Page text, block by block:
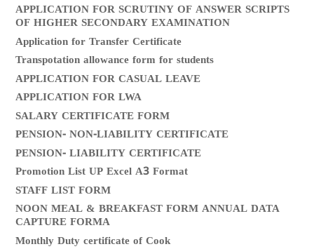
APPLICATION FOR SCRUTINY OF ANSWER SCRIPTS
OF HIGHER SECONDARY EXAMINATION
Application for Transfer Certificate
Transpotation allowance form for students
APPLICATION FOR CASUAL LEAVE
APPLICATION FOR LWA
SALARY CERTIFICATE FORM
PENSION- NON-LIABILITY CERTIFICATE
PENSION- LIABILITY CERTIFICATE
Promotion List UP Excel A3 Format
STAFF LIST FORM
NOON MEAL & BREAKFAST FORM ANNUAL DATA
CAPTURE FORMA
Monthly Duty certificate of Cook